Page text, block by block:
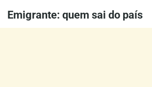
Emigrante: quem sai do país